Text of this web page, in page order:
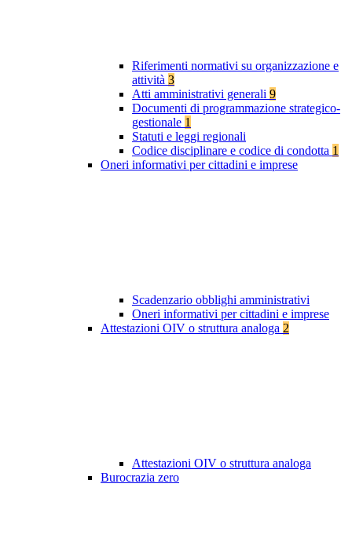
Riferimenti normativi su organizzazione e
attività 3
Atti amministrativi generali 9
Documenti di programmazione strategico-
gestionale 1
Statuti e leggi regionali
Codice disciplinare e codice di condotta 1
Oneri informativi per cittadini e imprese
Scadenzario obblighi amministrativi
Oneri informativi per cittadini e imprese
Attestazioni OIV o struttura analoga 2
Attestazioni OIV o struttura analoga
Burocrazia zero